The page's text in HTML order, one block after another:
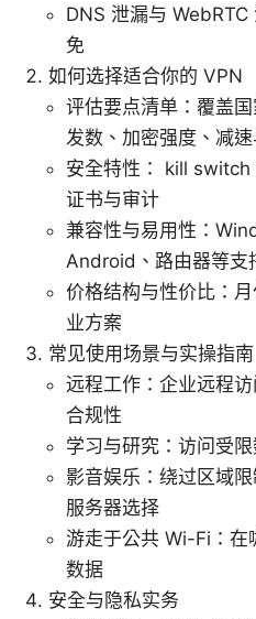
DNS 泄漏与
免
如何选择适合你的 VPN
评估要点清单：覆盖
发数、加密强度、减
安全特性： kill switch
证书与审计
兼容性与易用性：
Android、路由器等支
价格结构与性价比：
业方案
常见使用场景与实操指南
远程工作：企业远程
合规性
学习与研究：访问受
影音娱乐：绕过区域
服务器选择
游走于公共 Wi-Fi：在
数据
安全与隐私实务